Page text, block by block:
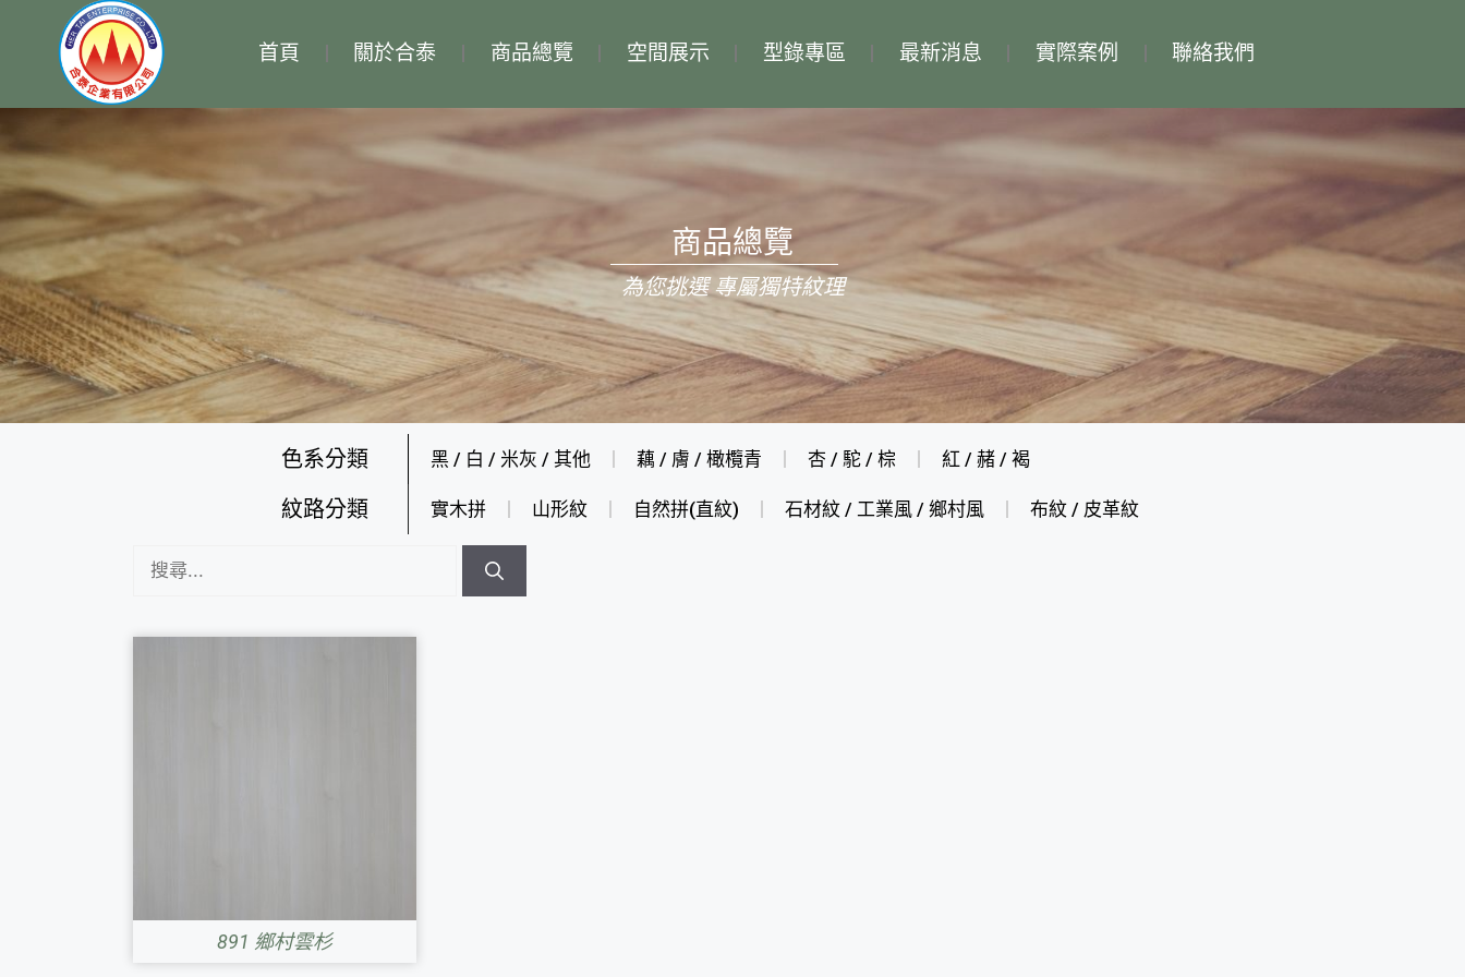
首頁 關於合泰 商品總覽 空間展示 型錄專區 最新消息 實際案例 聯絡我們
商品總覽
為您挑選 專屬獨特紋理
色系分類 黑 / 白 / 米灰 / 其他 藕 / 膚 / 橄欖青 杏 / 駝 / 棕 紅 / 赭 / 褐
紋路分類 實木拼 山形紋 自然拼(直紋) 石材紋 / 工業風 / 鄉村風 布紋 / 皮革紋
891 鄉村雲杉